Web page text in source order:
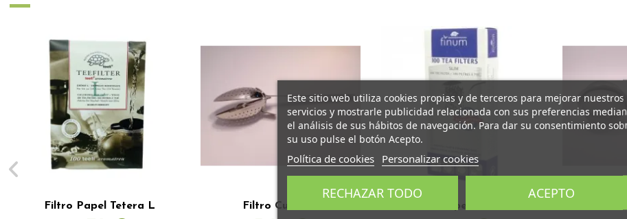
Filtro Papel Tetera L Filtro Cuchara Filtro Papel Taza XS Filtro
Este sitio web utiliza cookies propias y de terceros para mejorar nuestros
servicios y mostrarle publicidad relacionada con sus preferencias
el análisis de sus hábitos de navegación. Para dar su consentimiento
su uso pulse el botón Acepto.
Política de cookies Personalizar cookies
RECHAZAR TODO ACEPTO